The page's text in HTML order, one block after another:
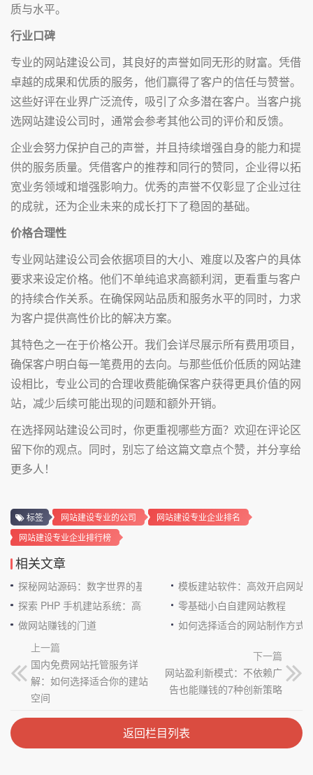
质与水平。
行业口碑
专业的网站建设公司，其良好的声誉如同无形的财富。凭借
卓越的成果和优质的服务，他们赢得了客户的信任与赞誉。
这些好评在业界广泛流传，吸引了众多潜在客户。当客户挑
选网站建设公司时，通常会参考其他公司的评价和反馈。
企业会努力保护自己的声誉，并且持续增强自身的能力和提
供的服务质量。凭借客户的推荐和同行的赞同，企业得以拓
宽业务领域和增强影响力。优秀的声誉不仅彰显了企业过往
的成就，还为企业未来的成长打下了稳固的基础。
价格合理性
专业网站建设公司会依据项目的大小、难度以及客户的具体
要求来设定价格。他们不单纯追求高额利润，更看重与客户
的持续合作关系。在确保网站品质和服务水平的同时，力求
为客户提供高性价比的解决方案。
其特色之一在于价格公开。我们会详尽展示所有费用项目，
确保客户明白每一笔费用的去向。与那些低价低质的网站建
设相比，专业公司的合理收费能确保客户获得更具价值的网
站，减少后续可能出现的问题和额外开销。
在选择网站建设公司时，你更重视哪些方面？欢迎在评论区
留下你的观点。同时，别忘了给这篇文章点个赞，并分享给
更多人！
标签 网站建设专业的公司
网站建设专业企业排名
网站建设专业企业排行榜
相关文章
探秘网站源码：数字世界的基石
模板建站软件：高效开启网站
探索 PHP 手机建站系统：高效与便捷的完美结合零基础小白自建网站教程
做网站赚钱的门道
如何选择适合的网站制作方式
上一篇
国内免费网站托管服务详
解：如何选择适合你的建站
空间
下一篇
网站盈利新模式：不依赖广
告也能赚钱的7种创新策略
返回栏目列表